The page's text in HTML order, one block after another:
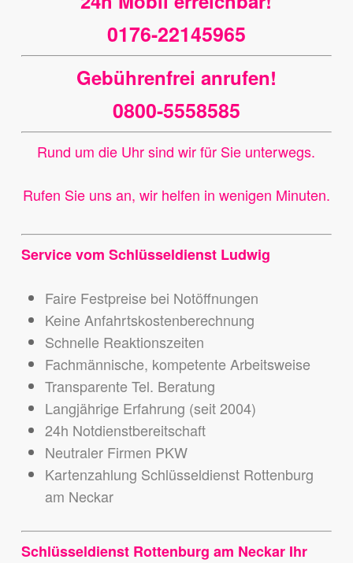
0176-22145965
Gebührenfrei anrufen!
0800-5558585
Rund um die Uhr sind wir für Sie unterwegs.
Rufen Sie uns an, wir helfen in wenigen Minuten.
Service vom Schlüsseldienst Ludwig
Faire Festpreise bei Notöffnungen
Keine Anfahrtskostenberechnung
Schnelle Reaktionszeiten
Fachmännische, kompetente Arbeitsweise
Transparente Tel. Beratung
Langjährige Erfahrung (seit 2004)
24h Notdienstbereitschaft
Neutraler Firmen PKW
Kartenzahlung Schlüsseldienst Rottenburg
am Neckar
Schlüsseldienst Rottenburg am Neckar Ihr